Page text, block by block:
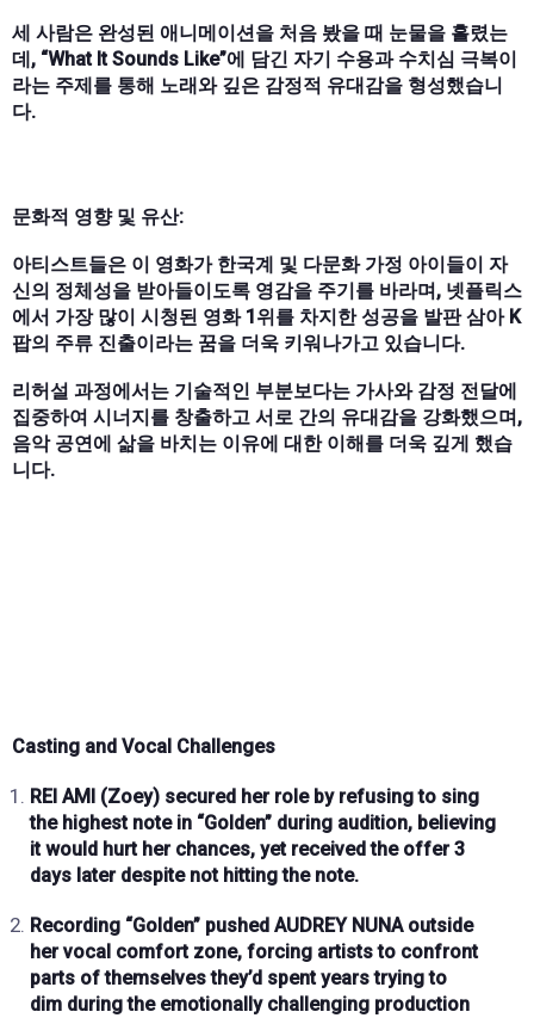
세 사람은 완성된 애니메이션을 처음 봤을 때 눈물을 흘렸는
데, “What It Sounds Like”에 담긴 자기 수용과 수치심 극복이
라는 주제를 통해 노래와 깊은 감정적 유대감을 형성했습니
다.
문화적 영향 및 유산:
아티스트들은 이 영화가 한국계 및 다문화 가정 아이들이 자
신의 정체성을 받아들이도록 영감을 주기를 바라며, 넷플릭스
에서 가장 많이 시청된 영화 1위를 차지한 성공을 발판 삼아 K
팝의 주류 진출이라는 꿈을 더욱 키워나가고 있습니다.
리허설 과정에서는 기술적인 부분보다는 가사와 감정 전달에
집중하여 시너지를 창출하고 서로 간의 유대감을 강화했으며,
음악 공연에 삶을 바치는 이유에 대한 이해를 더욱 깊게 했습
니다.
Casting and Vocal Challenges
REI AMI (Zoey) secured her role by refusing to sing
the highest notein “Golden” during audition, believing
it would hurt her chances, yet received the offer3
days laterdespite not hitting the note.
Recording “Golden” pushed AUDREY NUNA outside
hervocal comfort zone, forcing artists to confront
parts of themselves they’d spent years trying to
dim during the emotionally challenging production